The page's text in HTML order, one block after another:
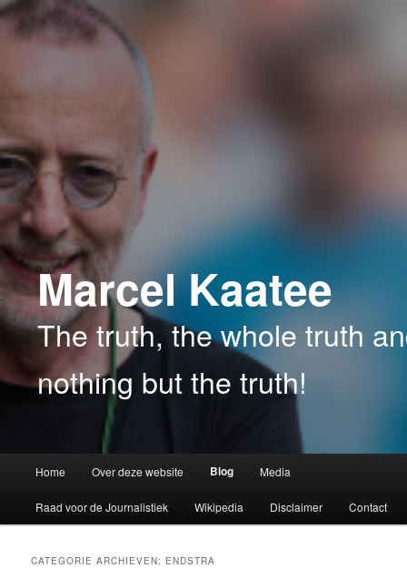
Spring
Spring
Marcel Kaatee
The truth, the whole truth
nothing but the truth!
Home Over deze website Blog Media
Raad voor de Journalistiek Wikipedia Disclaimer Contact
CATEGORIE ARCHIEVEN: ENDSTRA